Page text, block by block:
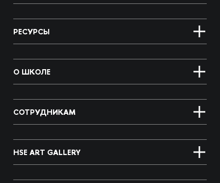
РЕСУРСЫ
О ШКОЛЕ
СОТРУДНИКАМ
HSE ART GALLERY